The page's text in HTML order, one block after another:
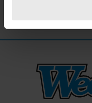
verwerkt en stel uw
intrekken in de
personaliseren, om
en om ons
informatie over uw
partners voor social